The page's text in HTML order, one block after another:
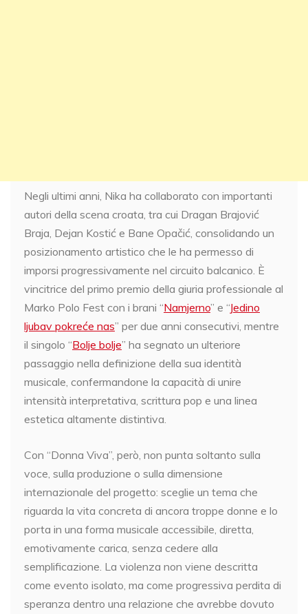
Negli ultimi anni, Nika ha collaborato con importanti
autori della scena croata, tra cui Dragan Brajović
Braja, Dejan Kostić e Bane Opačić, consolidando un
posizionamento artistico che le ha permesso di
imporsi progressivamente nel circuito balcanico. È
vincitrice del primo premio della giuria professionale al
Marko Polo Fest con i brani “Namjerno” e “Jedino
ljubav pokreće nas” per due anni consecutivi, mentre
il singolo “Bolje bolje” ha segnato un ulteriore
passaggio nella definizione della sua identità
musicale, confermandone la capacità di unire
intensità interpretativa, scrittura pop e una linea
estetica altamente distintiva.
Con “Donna Viva”, però, non punta soltanto sulla
voce, sulla produzione o sulla dimensione
internazionale del progetto: sceglie un tema che
riguarda la vita concreta di ancora troppe donne e lo
porta in una forma musicale accessibile, diretta,
emotivamente carica, senza cedere alla
semplificazione. La violenza non viene descritta
come evento isolato, ma come progressiva perdita di
speranza dentro una relazione che avrebbe dovuto